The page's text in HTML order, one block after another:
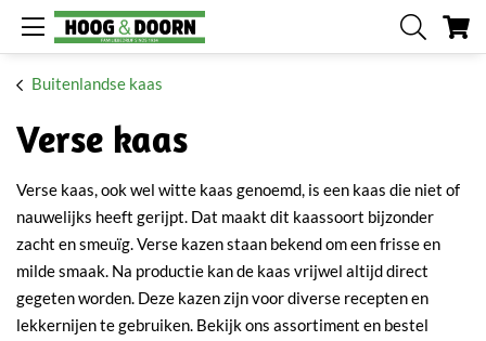
Buitenlandse kaas
Verse kaas
Verse kaas, ook wel witte kaas genoemd, is een kaas die niet of
nauwelijks heeft gerijpt. Dat maakt dit kaassoort bijzonder
zacht en smeuïg. Verse kazen staan bekend om een frisse en
milde smaak. Na productie kan de kaas vrijwel altijd direct
gegeten worden. Deze kazen zijn voor diverse recepten en
lekkernijen te gebruiken. Bekijk ons assortiment en bestel